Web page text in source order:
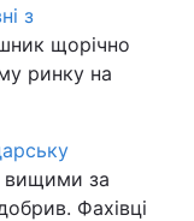
з
щорічно
ринку на
вищими за
Фахівці